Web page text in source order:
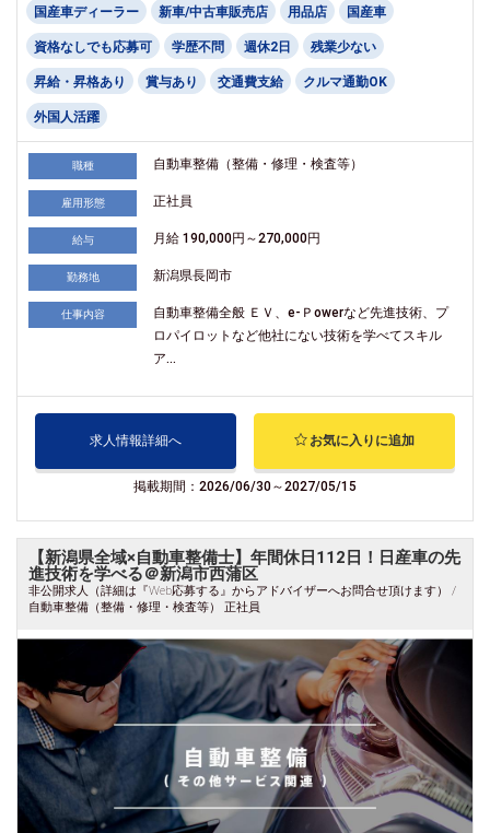
国産車ディーラー 新車/中古車販売店 用品店 国産車
資格なしでも応募可 学歴不問 週休2日 残業少ない
昇給・昇格あり 賞与あり 交通費支給 クルマ通勤OK
外国人活躍
職種 自動車整備（整備・修理・検査等）
雇用形態 正社員
給与 月給 190,000円～270,000円
勤務地 新潟県長岡市
仕事内容
自動車整備全般 ＥＶ、e-Ｐowerなど先進技術、プ
ロパイロットなど他社にない技術を学べてスキル
ア...
求人情報詳細へ お気に入りに追加
掲載期間：2026/06/30～2027/05/15
【新潟県全域×自動車整備士】年間休日112日！日産車の先
進技術を学べる＠新潟市西蒲区
非公開求人（詳細は『Web応募する』からアドバイザーへお問合せ頂けます） /
自動車整備（整備・修理・検査等） 正社員